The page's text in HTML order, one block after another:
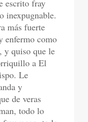
escrito fray
inexpugnable.
más fuerte
enfermo como
y quiso que le
a El
Le
y
de veras
todo lo